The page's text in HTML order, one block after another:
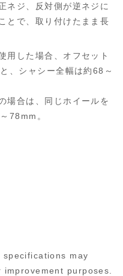
ネジ、反対側が逆ネジに
とで、取り付けたまま長
用した場合、オフセット
、シャシー全幅は約68～
場合は、同じホイールを
78mm。
may
purposes.